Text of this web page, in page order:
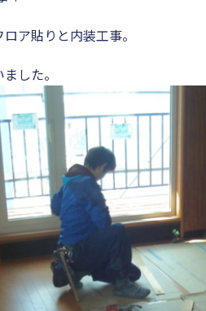
ア貼りと内装工事。
した。